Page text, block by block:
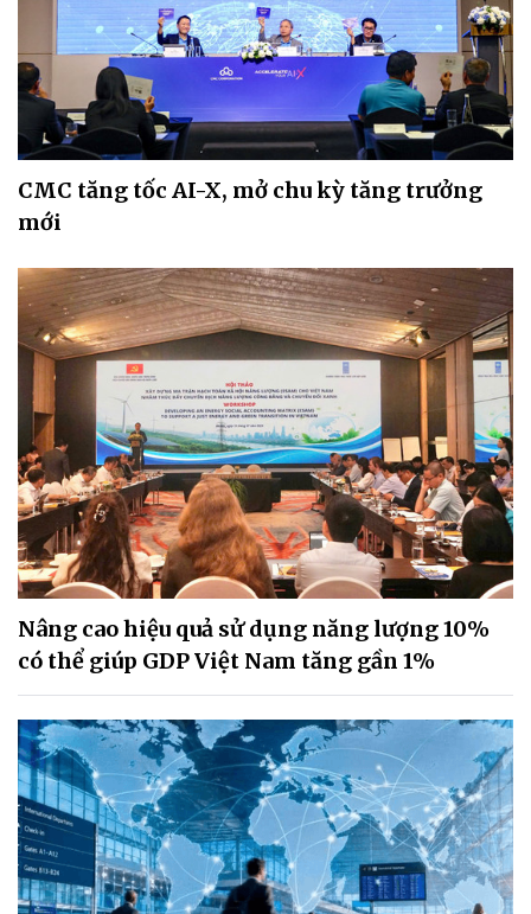
CMC tăng tốc AI-X, mở chu kỳ tăng trưởng
mới
Nâng cao hiệu quả sử dụng năng lượng 10%
có thể giúp GDP Việt Nam tăng gần 1%